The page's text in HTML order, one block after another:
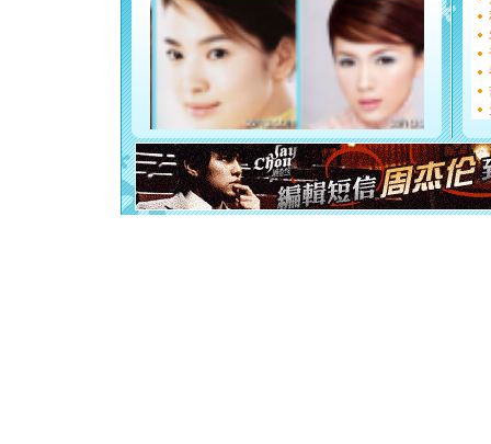
[圣诞节]
如意,快
[元旦]
看
断电。
你是我
[元旦]
如
起；二
离。水晶
[元旦]当
泣，这痛
卖了。水
[春节]风